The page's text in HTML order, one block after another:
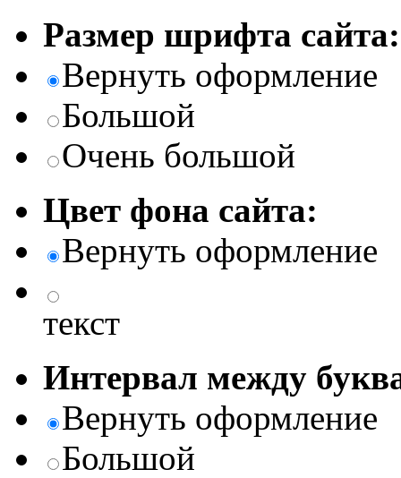
Размер шрифта сайта:
Вернуть оформление
Большой
Очень большой
Цвет фона сайта:
Вернуть оформление
текст
Интервал между
Вернуть оформление
Большой